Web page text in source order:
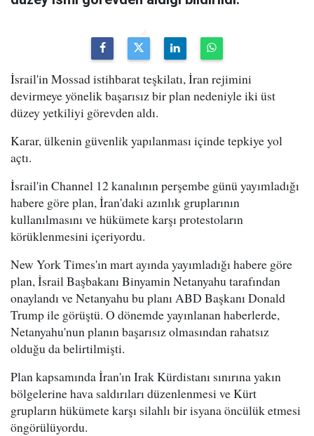
İsrail'in Mossad istihbarat teşkilatı, İran rejimini
devirmeye yönelik başarısız bir plan nedeniyle iki üst
düzey yetkiliyi görevden aldı.
Karar, ülkenin güvenlik yapılanması içinde tepkiye yol
açtı.
İsrail'in Channel 12 kanalının perşembe günü yayımladığı
habere göre plan, İran'daki azınlık gruplarının
kullanılmasını ve hükümete karşı protestoların
körüklenmesini içeriyordu.
New York Times'ın mart ayında yayımladığı habere göre
plan, İsrail Başbakanı Binyamin Netanyahu tarafından
onaylandı ve Netanyahu bu planı ABD Başkanı Donald
Trump ile görüştü. O dönemde yayınlanan haberlerde,
Netanyahu'nun planın başarısız olmasından rahatsız
olduğu da belirtilmişti.
Plan kapsamında İran'ın Irak Kürdistanı sınırına yakın
bölgelerine hava saldırıları düzenlenmesi ve Kürt
grupların hükümete karşı silahlı bir isyana öncülük etmesi
öngörülüyordu.